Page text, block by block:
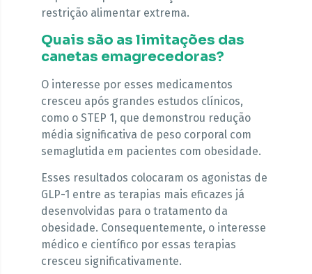
restrição alimentar extrema.
Quais são as limitações das
canetas emagrecedoras?
O interesse por esses medicamentos
cresceu após grandes estudos clínicos,
como o STEP 1, que demonstrou redução
média significativa de peso corporal com
semaglutida em pacientes com obesidade.
Esses resultados colocaram os agonistas de
GLP-1 entre as terapias mais eficazes já
desenvolvidas para o tratamento da
obesidade. Consequentemente, o interesse
médico e científico por essas terapias
cresceu significativamente.